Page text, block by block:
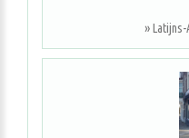
» Latijns-